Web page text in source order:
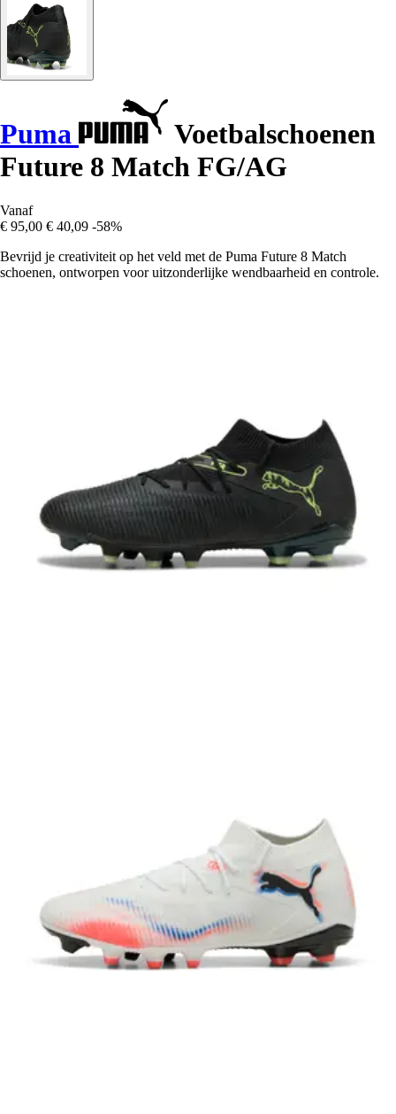
Puma
Voetbalschoenen
Future 8 Match FG/AG
Vanaf
€ 95,00 € 40,09 -58%
Bevrijd je creativiteit op het veld met de Puma Future 8 Match
schoenen, ontworpen voor uitzonderlijke wendbaarheid en controle.